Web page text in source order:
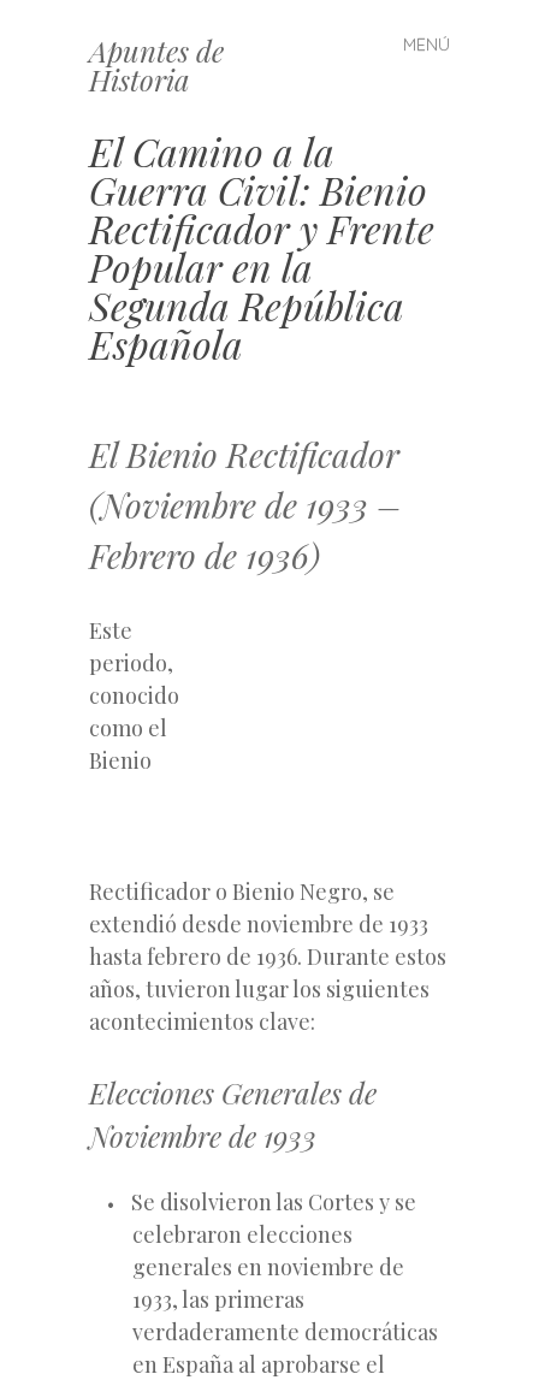
Apuntes de
Historia
MENÚ
Saltar
al
El Camino a la
Guerra Civil: Bienio
Rectificador y Frente
Popular en la
Segunda República
Española
El Bienio Rectificador
(Noviembre de 1933 –
Febrero de 1936)
Este
periodo,
conocido
como el
Bienio
Rectificador o Bienio Negro, se
extendió desde noviembre de 1933
hasta febrero de 1936. Durante estos
años, tuvieron lugar los siguientes
acontecimientos clave:
Elecciones Generales de
Noviembre de 1933
Se disolvieron las Cortes y se
celebraron elecciones
generales en noviembre de
1933, las primeras
verdaderamente democráticas
en España al aprobarse el